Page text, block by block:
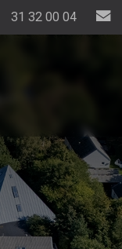
31 32 00 04